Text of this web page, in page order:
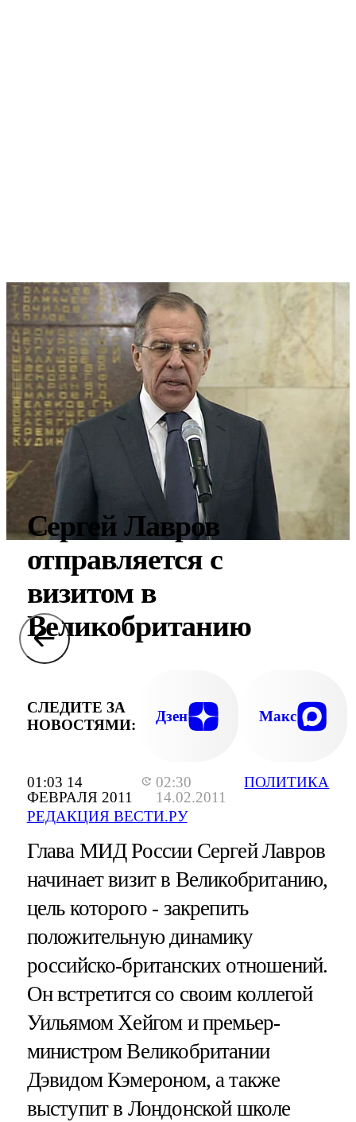
01:03 14
ФЕВРАЛЯ 2011
02:30
14.02.2011
РЕДАКЦИЯ ВЕСТИ.РУ
ПОЛИТИКА
Сергей Лавров
отправляется с
визитом в
Великобританию
СЛЕДИТЕ ЗА
НОВОСТЯМИ:
Дзен Макс
Глава МИД России Сергей Лавров
начинает визит в Великобританию,
цель которого - закрепить
положительную динамику
российско-британских отношений.
Он встретится со своим коллегой
Уильямом Хейгом и премьер-
министром Великобритании
Дэвидом Кэмероном, а также
выступит в Лондонской школе